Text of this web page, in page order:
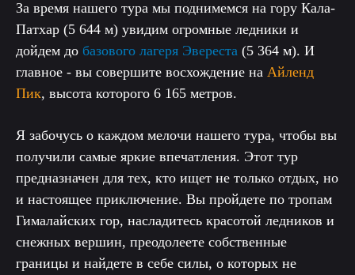
За время нашего тура мы поднимемся на гору Кала-
Патхар (5 644 м) увидим огромные ледники и
дойдем до базового лагеря Эвереста (5 364 м). И
главное - вы совершите восхождение на Айленд
Пик, высота которого 6 165 метров.
Я забочусь о каждом мелочи нашего тура, чтобы вы
получили самые яркие впечатления. Этот тур
предназначен для тех, кто ищет не только отдых, но
и настоящее приключение. Вы пройдете по тропам
Гималайских гор, насладитесь красотой ледников и
снежных вершин, преодолеете собственные
границы и найдете в себе силы, о которых не